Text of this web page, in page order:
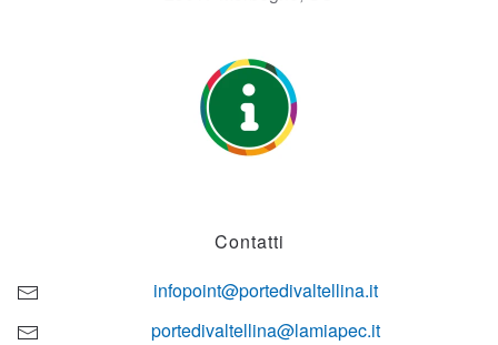
Contatti
infopoint@portedivaltellina.it
portedivaltellina@lamiapec.it